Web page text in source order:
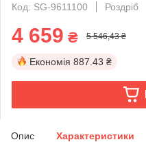
Код: SG-9611100
Роздріб
4 659 ₴ 5 546,43 ₴
Економія 887.43 ₴
Опис Характеристики